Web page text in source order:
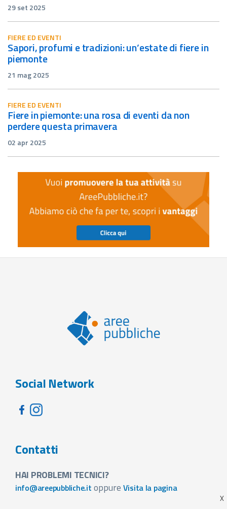
29 set 2025
FIERE ED EVENTI
sapori, profumi e tradizioni: un’estate di fiere in
piemonte
21 mag 2025
FIERE ED EVENTI
fiere in piemonte: una rosa di eventi da non
perdere questa primavera
02 apr 2025
Social Network
Contatti
HAI PROBLEMI TECNICI?
info@areepubbliche.it oppure Visita la pagina